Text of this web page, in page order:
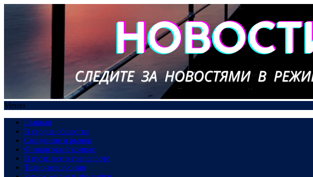
Меню
Главная
В сердце общества
Созидание и рынок
Финансовый компас
В пути: все о транспорте
Техно-революция